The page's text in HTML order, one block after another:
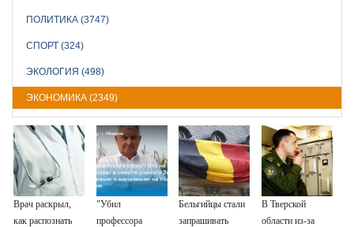
ПОЛИТИКА (3747)
СПОРТ (324)
ЭКОЛОГИЯ (498)
ЭКОНОМИКА (2349)
Врач раскрыл,
как распознать
"Убил
профессора
Бельгийцы стали
запрашивать
В Тверской
области из-за